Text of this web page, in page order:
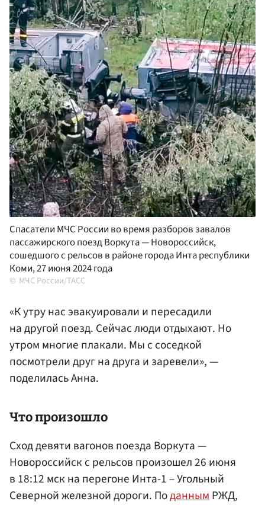
Спасатели МЧС России во время разборов завалов
пассажирского поезд Воркута — Новороссийск,
сошедшого с рельсов в районе города Инта республики
Коми, 27 июня 2024 года
МЧС России/ТАСС
«К утру нас эвакуировали и пересадили
на другой поезд. Сейчас люди отдыхают. Но
утром многие плакали. Мы с соседкой
посмотрели друг на друга и заревели», —
поделилась Анна.
Что произошло
Сход девяти вагонов поезда Воркута —
Новороссийск с рельсов произошел 26 июня
в 18:12 мск на перегоне Инта-1 – Угольный
Северной железной дороги. ПоданнымРЖД,